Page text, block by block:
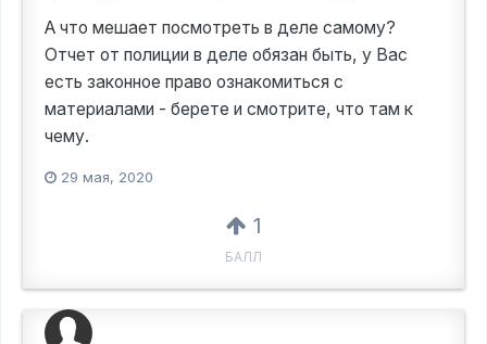
А что мешает посмотреть в деле самому?
Отчет от полиции в деле обязан быть, у Вас
есть законное право ознакомиться с
материалами - берете и смотрите, что там к
чему.
29 мая, 2020
1
БАЛЛ